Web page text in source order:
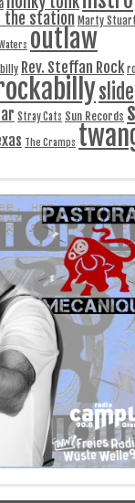
the station Marty Stuart
outlaw
Rev. Steffan Rock
slide
Stray Cats Sun Records
The Cramps